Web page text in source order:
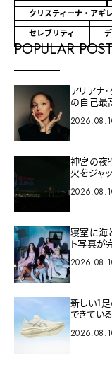
クリスティーナ・アギ
セレブリティ
POPULAR
アリアナ
の自己最
神宮の夜
火をジャ
寝室に海
ト写真が
新しい1
できている